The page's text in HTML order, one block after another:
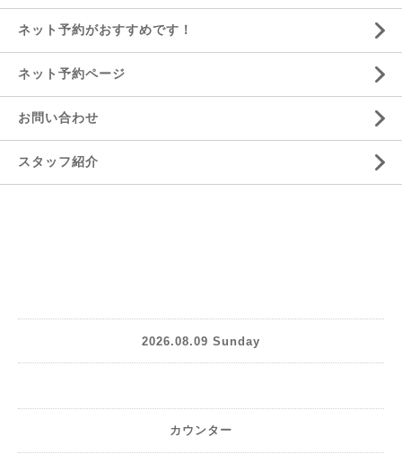
ネット予約がおすすめです！
ネット予約ページ
お問い合わせ
スタッフ紹介
2026.08.09 Sunday
カウンター